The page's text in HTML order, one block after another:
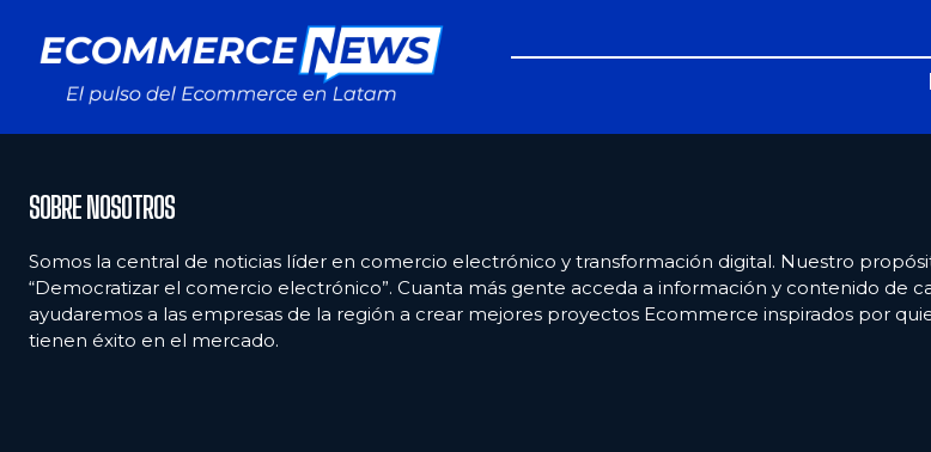
SOBRE NOSOTROS
Somos la central de noticias líder en comercio electrónico y transformación digital. Nuestro
“Democratizar el comercio electrónico”. Cuanta más gente acceda a información y contenido de
ayudaremos a las empresas de la región a crear mejores proyectos Ecommerce inspirados por
tienen éxito en el mercado.